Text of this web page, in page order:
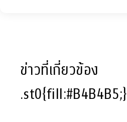
ข่าวที่เกี่ยวข้อง
.st0{fill:#B4B4B5;}